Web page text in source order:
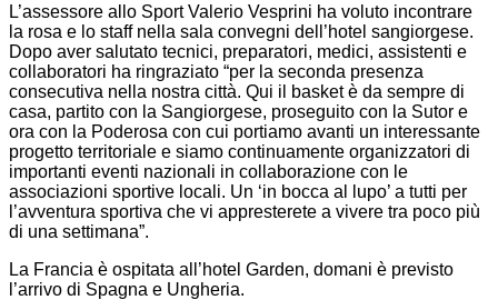
L’assessore allo Sport Valerio Vesprini ha voluto incontrare
la rosa e lo staff nella sala convegni dell’hotel sangiorgese.
Dopo aver salutato tecnici, preparatori, medici, assistenti e
collaboratori ha ringraziato “per la seconda presenza
consecutiva nella nostra città. Qui il basket è da sempre di
casa, partito con la Sangiorgese, proseguito con la Sutor e
ora con la Poderosa con cui portiamo avanti un interessante
progetto territoriale e siamo continuamente organizzatori di
importanti eventi nazionali in collaborazione con le
associazioni sportive locali. Un ‘in bocca al lupo’ a tutti per
l’avventura sportiva che vi appresterete a vivere tra poco più
di una settimana”.
La Francia è ospitata all’hotel Garden, domani è previsto
l’arrivo di Spagna e Ungheria.